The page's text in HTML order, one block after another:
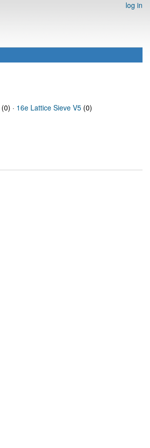
log in
(0) · 16e Lattice Sieve V5 (0)